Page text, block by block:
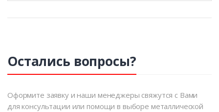
Остались вопросы?
Оформите заявку и наши менеджеры свяжутся с Вами
для консультации или помощи в выборе металлической